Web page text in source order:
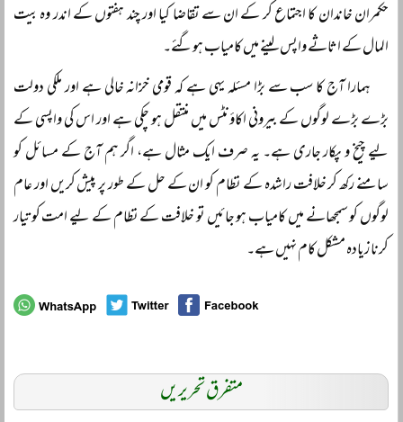
حکمران خاندان کا اجتماع کر کے ان سے تقاضا کیا اور چند ہفتوں کے اندر وہ بیت
المال کے اثاثے واپس لینے میں کامیاب ہوگئے۔
ہمارا آج کا سب سے بڑا مسئلہ یہی ہے کہ قومی خزانہ خالی ہے اور ملکی دولت
بڑے بڑے لوگوں کے بیرونی اکاؤنٹس میں منتقل ہو چکی ہے اور اس کی واپسی کے
لیے چیخ و پکار جاری ہے۔ یہ صرف ایک مثال ہے، اگر ہم آج کے مسائل کو
سامنے رکھ کر خلافت راشدہ کے نظام کو ان کے حل کے طور پر پیش کریں اور عام
لوگوں کو سمجھانے میں کامیاب ہو جائیں تو خلافت کے نظام کے لیے امت کو تیار
کرنا زیادہ مشکل کام نہیں ہے۔
متفرق تحریریں